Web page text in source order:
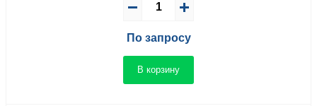
По запросу
В корзину